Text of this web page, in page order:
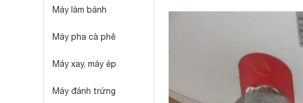
Máy làm bánh
Máy pha cà phê
Máy xay, máy ép
Máy đánh trứng